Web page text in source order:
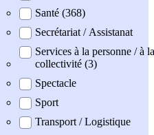
Santé (368)
Secrétariat / Assistanat
Services à la personne / à la
collectivité (3)
Spectacle
Sport
Transport / Logistique